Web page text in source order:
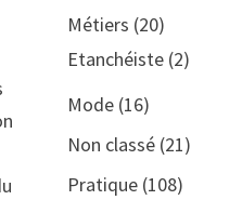
Métiers (20)
Etanchéiste(2)
Mode(16)
Non classé(21)
Pratique(108)